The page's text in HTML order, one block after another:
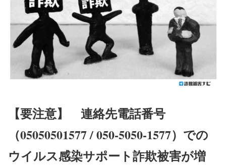
【要注意】 連絡先電話番号
（05050501577 / 050-5050-1577）での
ウイルス感染サポート詐欺被害が増